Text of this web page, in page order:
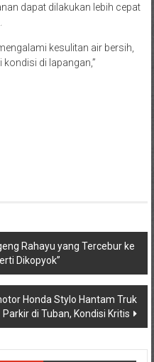
dapat dilakukan lebih cepat
kesulitan air bersih,
di lapangan,”
Rahayu yang Tercebur ke
Dikopyok”
Honda Stylo Hantam Truk
Parkir di Tuban, Kondisi Kritis